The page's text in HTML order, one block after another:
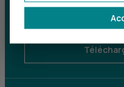
Sourds et